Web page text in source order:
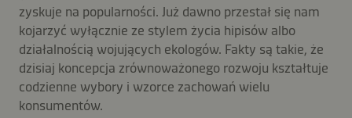
zyskuje na popularności. Już dawno przestał się nam
kojarzyć wyłącznie ze stylem życia hipisów albo
działalnością wojujących ekologów. Fakty są takie, że
dzisiaj koncepcja zrównoważonego rozwoju kształtuje
codzienne wybory i wzorce zachowań wielu
konsumentów.